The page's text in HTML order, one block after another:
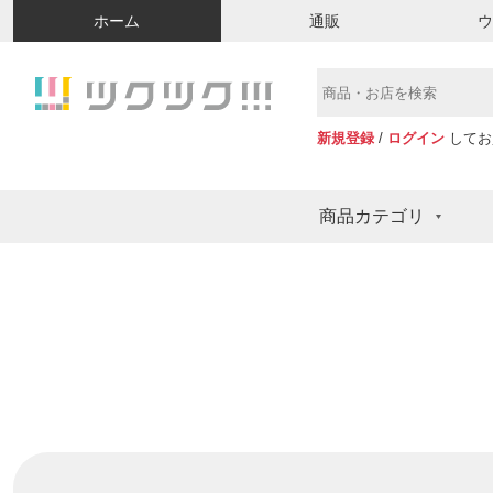
ホーム 通販
新規登録 / ログイン して
商品カテゴリ